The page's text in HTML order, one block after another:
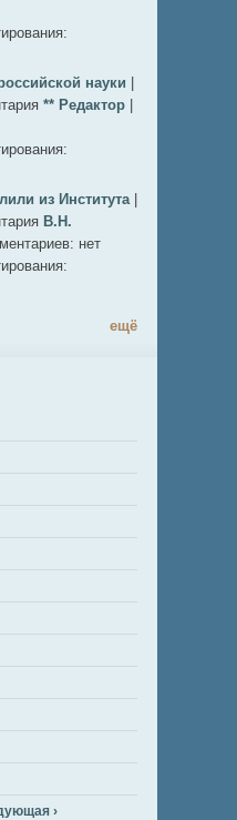
науки
** Редактор
из Института
В.Н.
нет
ещё
›